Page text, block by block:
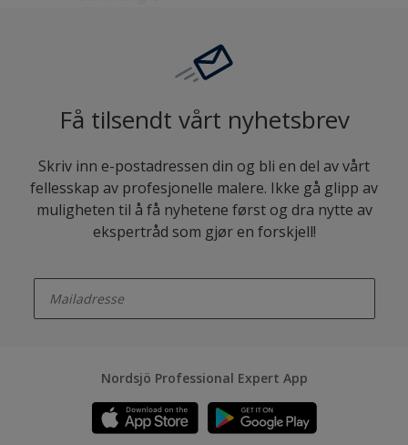
Få tilsendt vårt nyhetsbrev
Skriv inn e-postadressen din og bli en del av vårt
fellesskap av profesjonelle malere. Ikke gå glipp av
muligheten til å få nyhetene først og dra nytte av
ekspertråd som gjør en forskjell!
Nordsjö Professional Expert App